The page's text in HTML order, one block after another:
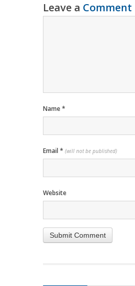
Leave a Comment
Name*
Email* (will not be published)
Website